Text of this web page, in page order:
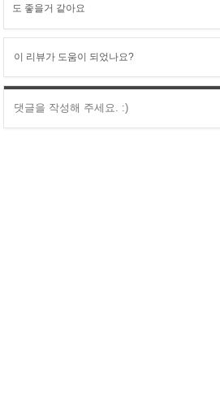
도 좋을거 같아요
이 리뷰가 도움이 되었나요?